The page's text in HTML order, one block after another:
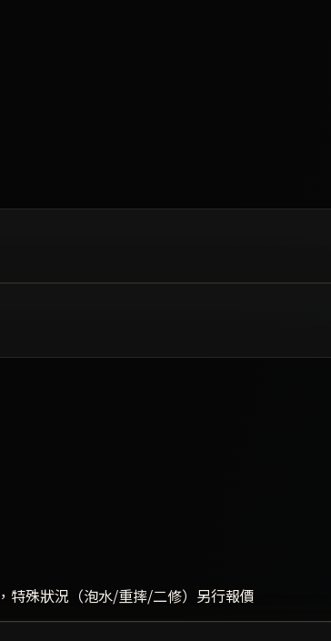
特殊狀況（泡水/重摔/二修）另行報價